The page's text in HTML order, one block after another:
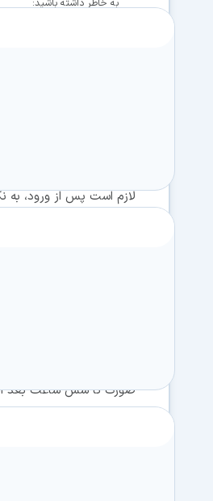
به خاطر داشته باشيد:
لازم است پس از ورود، به
صورت تا شش ساعت بعد